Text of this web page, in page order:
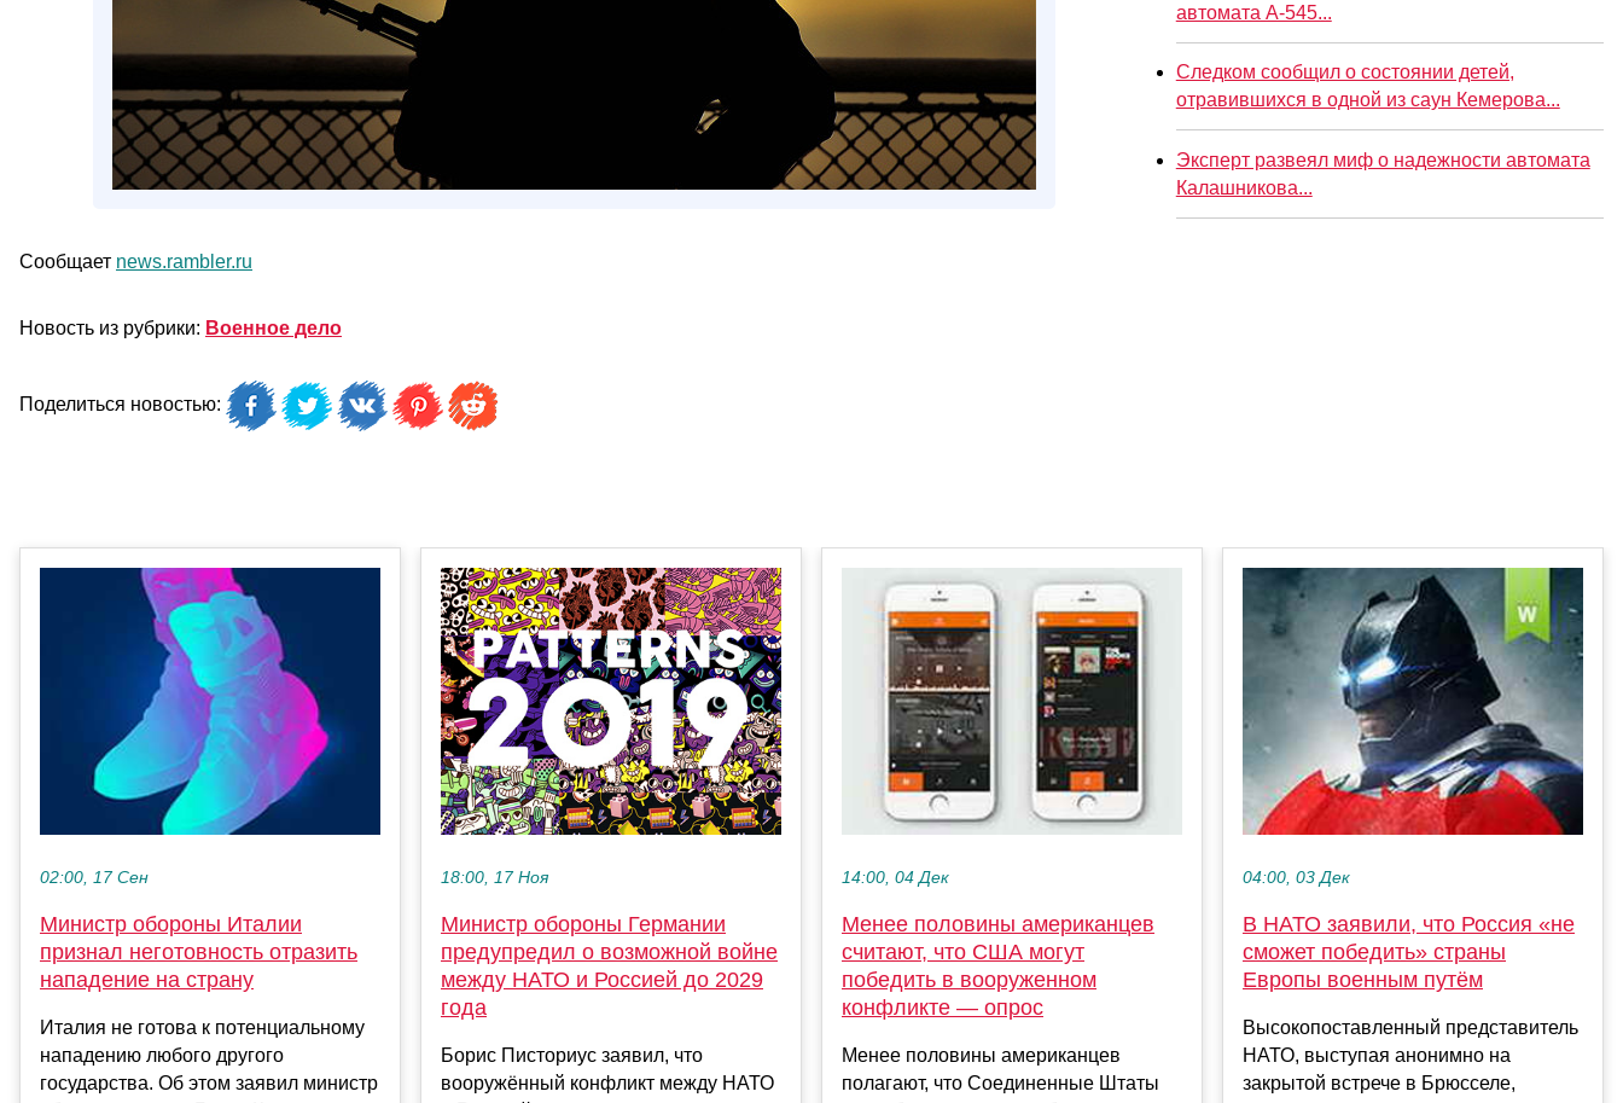
Сообщает news.rambler.ru
Новость из рубрики: Военное дело
Поделиться новостью:
автомата А-545...
Следком сообщил о состоянии детей,
отравившихся в одной из саун Кемерова...
Эксперт развеял миф о надежности автомата
Калашникова...
02:00, 17 Сен
Министр обороны Италии
признал неготовность отразить
нападение на страну
Италия не готова к потенциальному
нападению любого другого
государства. Об этом заявил министр
18:00, 17 Ноя
Министр обороны Германии
предупредил о возможной войне
между НАТО и Россией до 2029
года
Борис Писториус заявил, что
вооружённый конфликт между НАТО
14:00, 04 Дек
Менее половины американцев
считают, что США могут
победить в вооруженном
конфликте — опрос
Менее половины американцев
полагают, что Соединенные Штаты
04:00, 03 Дек
В НАТО заявили, что Россия «не
сможет победить» страны
Европы военным путём
Высокопоставленный представитель
НАТО, выступая анонимно на
закрытой встрече в Брюсселе,